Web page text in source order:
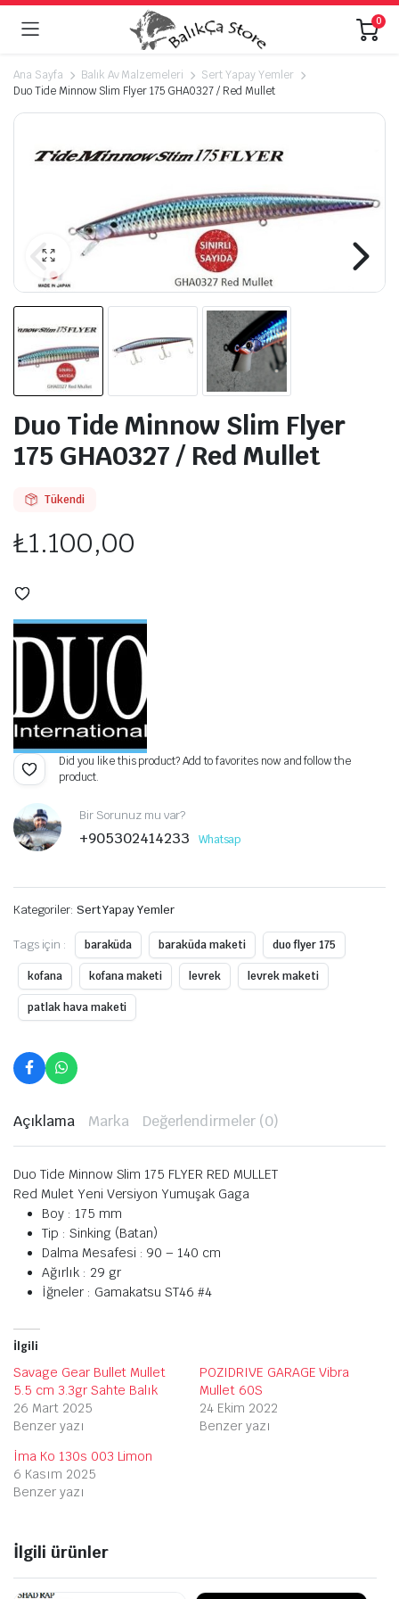
0
Ana Sayfa Balık Av Malzemeleri
Sert Yapay Yemler
Duo Tide Minnow Slim Flyer 175 GHA0327 / Red Mullet
Duo Tide Minnow Slim Flyer
175 GHA0327 / Red Mullet
Tükendi
₺1.100,00
Did you like this product? Add to favorites now and follow the
product.
Bir Sorunuz mu var?
+905302414233 Whatsap
Kategoriler: Sert Yapay Yemler
Tags için : baraküda baraküda maketi duo flyer 175
kofana kofana maketi levrek levrek maketi
patlak hava maketi
Açıklama Marka Değerlendirmeler (0)
Duo Tide Minnow Slim 175 FLYER RED MULLET
Red Mulet Yeni Versiyon Yumuşak Gaga
Boy : 175 mm
Tip : Sinking (Batan)
Dalma Mesafesi : 90 – 140 cm
Ağırlık : 29 gr
İğneler : Gamakatsu ST46 #4
İlgili
Savage Gear Bullet Mullet
5.5 cm 3.3gr Sahte Balık
26 Mart 2025
Benzer yazı
POZIDRIVE GARAGE Vibra
Mullet 60S
24 Ekim 2022
Benzer yazı
İma Ko 130s 003 Limon
6 Kasım 2025
Benzer yazı
İlgili ürünler